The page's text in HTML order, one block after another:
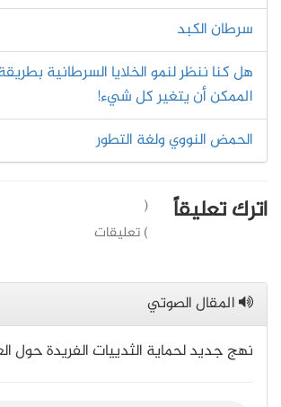
سرطان الكبد
هل كنا ننظر لنمو الخلايا السرطانية
الممكن أن يتغير كل شيء!
الحمض النووي ولغة التطور
اترك تعليقاً
(
) تعليقات
المقال الصوتي
نهج جديد لحماية الثدييات الفريدة حول